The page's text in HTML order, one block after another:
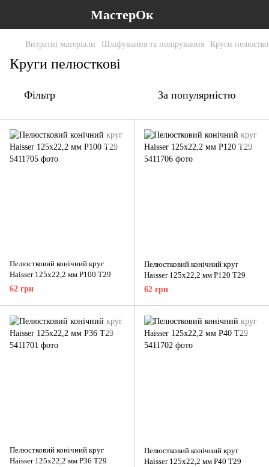
МастерОк
Витратні матеріали Шліфування та полірування Круги
Круги пелюсткові
Фільтр За популярністю
Пелюстковий конічний круг
Haisser 125x22,2 мм P100 T29
62 грн
Пелюстковий конічний круг
Haisser 125x22,2 мм P120 T29
62 грн
Пелюстковий конічний круг
Haisser 125x22,2 мм P36 T29
Пелюстковий конічний круг
Haisser 125x22,2 мм P40 T29